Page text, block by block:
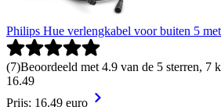
Philips Hue verlengkabel voor buiten 5
(7)Beoordeeld met 4.9 van de 5 sterren, 7
16.49
Prijs: 16.49 euro